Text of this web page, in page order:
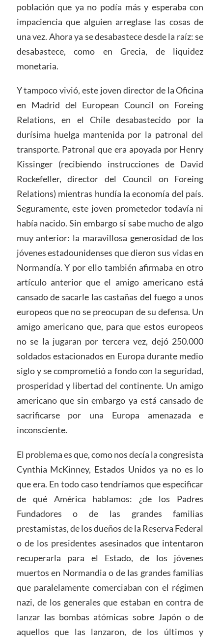
población que ya no podía más y esperaba con
impaciencia que alguien arreglase las cosas de
una vez. Ahora ya se desabastece desde la raíz: se
desabastece, como en Grecia, de liquidez
monetaria.
Y tampoco vivió, este joven director de la Oficina
en Madrid del European Council on Foreing
Relations, en el Chile desabastecido por la
durísima huelga mantenida por la patronal del
transporte. Patronal que era apoyada por Henry
Kissinger (recibiendo instrucciones de David
Rockefeller, director del Council on Foreing
Relations) mientras hundía la economía del país.
Seguramente, este joven prometedor todavía ni
había nacido. Sin embargo sí sabe mucho de algo
muy anterior: la maravillosa generosidad de los
jóvenes estadounidenses que dieron sus vidas en
Normandía. Y por ello también afirmaba en otro
artículo anterior que el amigo americano está
cansado de sacarle las castañas del fuego a unos
europeos que no se preocupan de su defensa. Un
amigo americano que, para que estos europeos
no se la jugaran por tercera vez, dejó 250.000
soldados estacionados en Europa durante medio
siglo y se comprometió a fondo con la seguridad,
prosperidad y libertad del continente. Un amigo
americano que sin embargo ya está cansado de
sacrificarse por una Europa amenazada e
inconsciente.
El problema es que, como nos decía la congresista
Cynthia McKinney, Estados Unidos ya no es lo
que era. En todo caso tendríamos que especificar
de qué América hablamos: ¿de los Padres
Fundadores o de las grandes familias
prestamistas, de los dueños de la Reserva Federal
o de los presidentes asesinados que intentaron
recuperarla para el Estado, de los jóvenes
muertos en Normandia o de las grandes familias
que paralelamente comerciaban con el régimen
nazi, de los generales que estaban en contra de
lanzar las bombas atómicas sobre Japón o de
aquellos que las lanzaron, de los últimos y